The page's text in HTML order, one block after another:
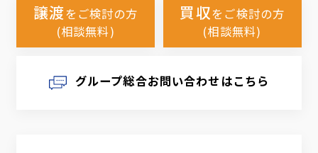
譲渡をご検討の方
(相談無料)
買収をご検討の方
(相談無料)
グループ総合お問い合わせはこちら